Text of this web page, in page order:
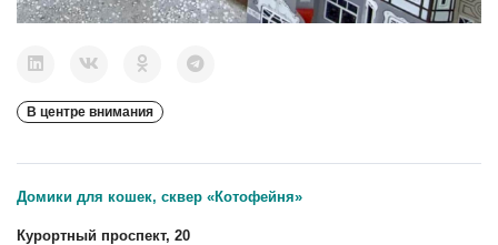
В центре внимания
Домики для кошек, сквер «Котофейня»
Курортный проспект, 20